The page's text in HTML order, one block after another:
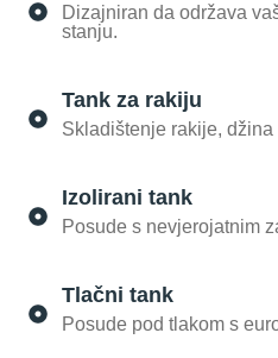
Dizajniran da održava
stanju.
Tank za rakiju
Skladištenje rakije,
Izolirani tank
Posude s nevjerojatnim
Tlačni tank
Posude pod tlakom s